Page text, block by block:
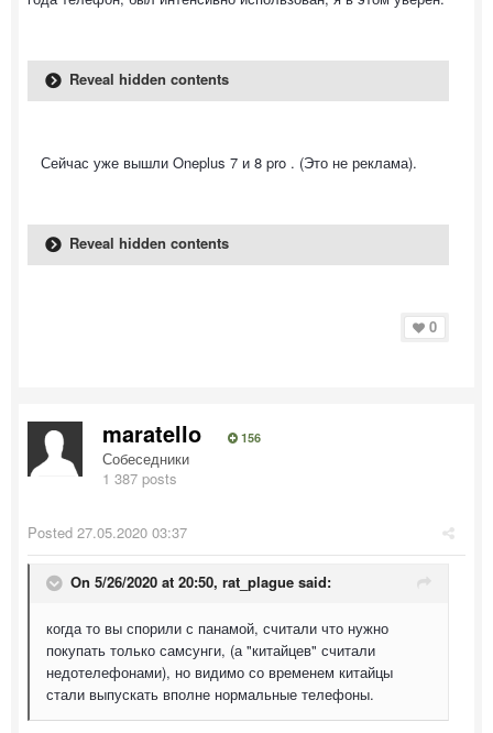
Reveal hidden contents
Сейчас уже вышли Oneplus 7 и 8 pro . (Это не реклама).
Reveal hidden contents
0
maratello 156
Собеседники
1 387 posts
Posted 27.05.2020 03:37
On 5/26/2020 at 20:50, rat_plague said:
когда то вы спорили с панамой, считали что нужно
покупать только самсунги, (а "китайцев" считали
недотелефонами), но видимо со временем китайцы
стали выпускать вполне нормальные телефоны.